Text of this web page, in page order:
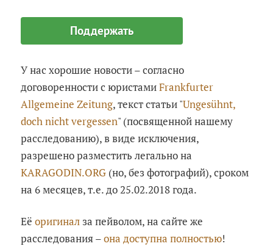
Поддержать
У нас хорошие новости – согласно
договоренности с юристамиFrankfurter
Allgemeine Zeitung, текст статьи "Ungesühnt,
doch nicht vergessen" (посвященной нашему
расследованию), в виде исключения,
разрешено разместить легально на
KARAGODIN.ORG (но, без фотографий), сроком
на 6 месяцев, т.е. до 25.02.2018 года.
Еёоригинал за пейволом, на сайте же
расследования –она доступна полностью!